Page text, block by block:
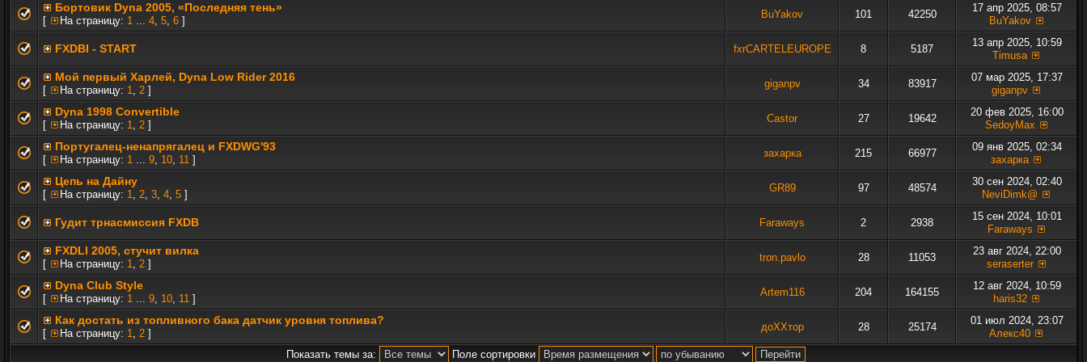
Бортовик Dyna 2005, «Последняя тень»
[ На страницу: 1 ... 4, 5, 6 ]
BuYakov 101 42250
17 апр 2025, 08:57
BuYakov
FXDBI - START fxrCARTELEUROPE 8 5187
13 апр 2025, 10:59
Timusa
Мой первый Харлей, Dyna Low Rider 2016
[ На страницу: 1, 2 ]
giganpv 34 83917
07 мар 2025, 17:37
giganpv
Dyna 1998 Convertible
[ На страницу: 1, 2 ]
Castor 27 19642
20 фев 2025, 16:00
SedoyMax
Португалец-ненапрягалец и FXDWG'93
[ На страницу: 1 ... 9, 10, 11 ]
захарка 215 66977
09 янв 2025, 02:34
захарка
Цепь на Дайну
[ На страницу: 1, 2, 3, 4, 5 ]
GR89 97 48574
30 сен 2024, 02:40
NeviDimk@
Гудит трнасмиссия FXDB Faraways 2 2938
15 сен 2024, 10:01
Faraways
FXDLI 2005, стучит вилка
[ На страницу: 1, 2 ]
tron.pavlo 28 11053
23 авг 2024, 22:00
seraserter
Dyna Club Style
[ На страницу: 1 ... 9, 10, 11 ]
Artem116 204 164155
12 авг 2024, 10:59
haris32
Как достать из топливного бака датчик уровня топлива?
[ На страницу: 1, 2 ]
доХХтор 28 25174
01 июл 2024, 23:07
Алекс40
Показать темы за:
Поле сортировки